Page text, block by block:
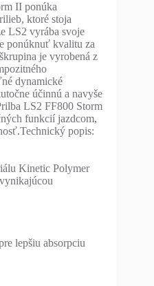
II ponúka
ktoré stoja
LS2 vyrába svoje
ponúknuť kvalitu za
je vyrobená z
dynamické
účinnú a navyše
LS2 FF800 Storm
funkcií jazdcom,
popis:
Kinetic Polymer
lepšiu absorpciu